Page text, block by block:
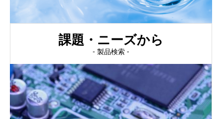
課題・ニーズから
- 製品検索 -